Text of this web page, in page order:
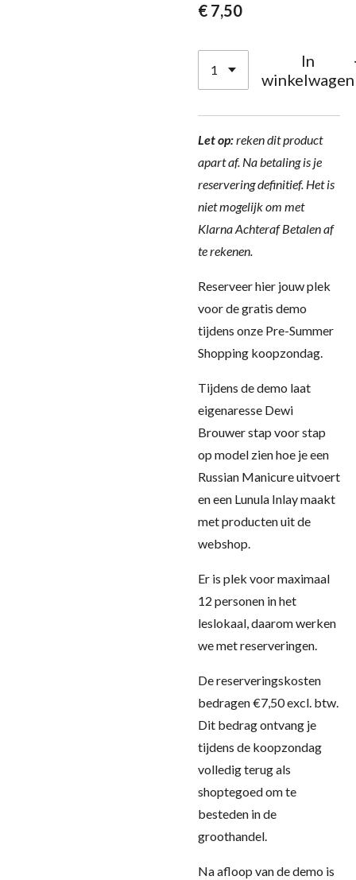
€ 7,50
In
winkelwagen
Let op:reken dit product
apart af. Na betaling is je
reservering definitief. Het is
niet mogelijk om met
Klarna Achteraf Betalen af
te rekenen.
Reserveer hier jouw plek
voor de gratis demo
tijdens onze Pre-Summer
Shopping koopzondag.
Tijdens de demo laat
eigenaresse Dewi
Brouwerstap voor stap
op model zien hoe je een
Russian Manicure uitvoert
en een Lunula Inlay maakt
met producten uit de
webshop.
Er is plek voor maximaal
12 personen in het
leslokaal, daarom werken
we met reserveringen.
De reserveringskosten
bedragen €7,50 excl. btw.
Dit bedrag ontvang je
tijdens de koopzondag
volledig terug als
shoptegoed om te
besteden in de
groothandel.
Na afloop van de demo is